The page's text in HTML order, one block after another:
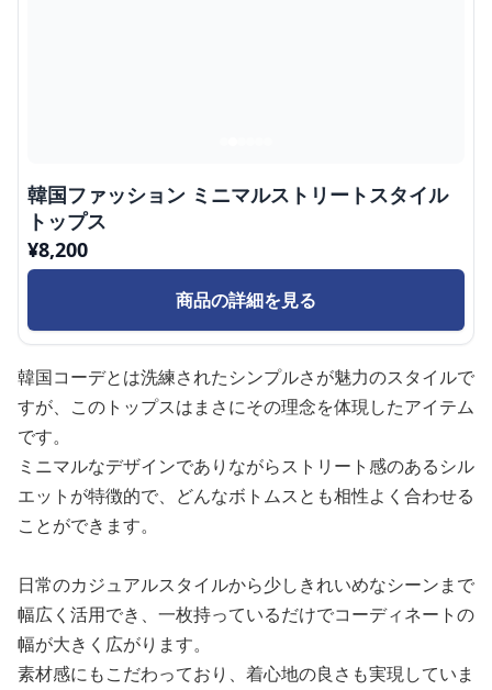
韓国ファッション ミニマルストリートスタイル
トップス
¥8,200
商品の詳細を見る
韓国コーデとは洗練されたシンプルさが魅力のスタイルで
すが、このトップスはまさにその理念を体現したアイテム
です。
ミニマルなデザインでありながらストリート感のあるシル
エットが特徴的で、どんなボトムスとも相性よく合わせる
ことができます。
日常のカジュアルスタイルから少しきれいめなシーンまで
幅広く活用でき、一枚持っているだけでコーディネートの
幅が大きく広がります。
素材感にもこだわっており、着心地の良さも実現していま